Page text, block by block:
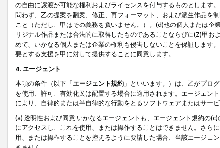
の自由に譲渡が可能な権利およびライセンスを付与するものとします
問わず、乙の提案を翻案、修正、再フォーマット、および派生作品を
こと（ただし、甲はその義務を負いません。）。(d)他の個人または
リジナル作品または合法的に取得したものであることならびに(Z)甲
めて、いかなる個人または企業の権利も侵害しないことを保証します
要とする支援を甲に対して提供することに同意します。
4. エージェント
本項の条件（以下「エージェント規約 」といいます。）は、乙がプロ
を使用、許可、有効化又は配置する場合に適用されます。エージェン
により、自律的または半自律的な行動をとるソフトウェアまたはサー
(a) 透明性および同意 いかなるエージェントも、エージェント規約の
にアクセスし、これを使用、または操作することはできません。さら
用、または操作することを控えるように要請した場合、当該エージェ